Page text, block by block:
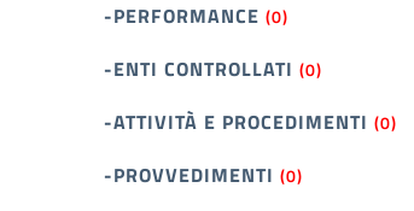
-PERFORMANCE (0)
-ENTI CONTROLLATI (0)
-ATTIVITÀ E PROCEDIMENTI (0)
-PROVVEDIMENTI (0)